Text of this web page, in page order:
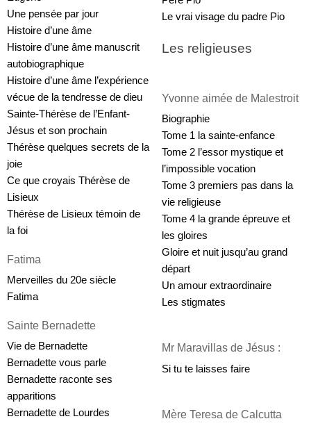
Une pensée par jour
Histoire d’une âme
Histoire d’une âme manuscrit
autobiographique
Histoire d’une âme l’expérience
vécue de la tendresse de dieu
Sainte-Thérèse de l’Enfant-
Jésus et son prochain
Thérèse quelques secrets de la
joie
Ce que croyais Thérèse de
Lisieux
Thérèse de Lisieux témoin de
la foi
Fatima
Merveilles du 20e siècle
Fatima
Sainte Bernadette
Vie de Bernadette
Bernadette vous parle
Bernadette raconte ses
apparitions
Bernadette de Lourdes
Le vrai visage du padre Pio
Les religieuses
Yvonne aimée de Malestroit
Biographie
Tome 1 la sainte-enfance
Tome 2 l’essor mystique et
l’impossible vocation
Tome 3 premiers pas dans la
vie religieuse
Tome 4 la grande épreuve et
les gloires
Gloire et nuit jusqu’au grand
départ
Un amour extraordinaire
Les stigmates
Mr Maravillas de Jésus :
Si tu te laisses faire
Mère Teresa de Calcutta